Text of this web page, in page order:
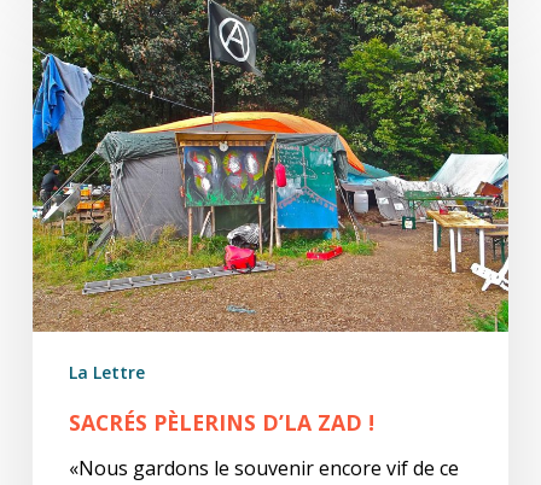
Pèlerins
d’la
Zad
!
La Lettre
SACRÉS PÈLERINS D’LA ZAD !
«Nous gardons le souvenir encore vif de ce